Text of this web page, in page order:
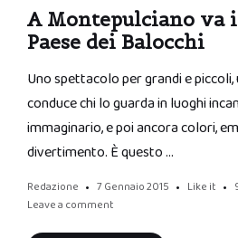
A Montepulciano va
Paese dei Balocchi
Uno spettacolo per grandi e
conduce chi lo guarda in luoghi
immaginario, e poi ancora colori,
divertimento. È questo …
Redazione 7 Gennaio 2015 Like it
Leave a comment